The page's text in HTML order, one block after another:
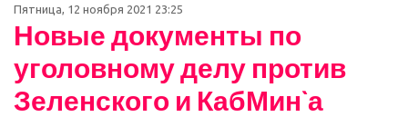
Пятница, 12 ноября 2021 23:25
Новые документы по
уголовному делу против
Зеленского и КабМин`а